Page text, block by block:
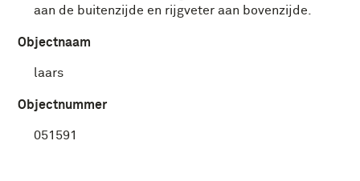
aan de buitenzijde en rijgveter aan bovenzijde.
Objectnaam
laars
Objectnummer
051591